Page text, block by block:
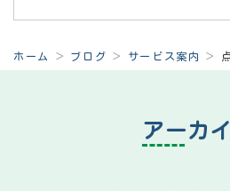
ホーム ブログ サービス案内
アーカ